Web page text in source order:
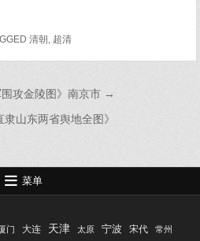
清朝 , 超清
攻金陵图》南京市 →
山东两省舆地全图》
菜单
门 大连 天津 太原 宁波 宋代 常州